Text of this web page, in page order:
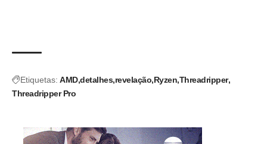
Etiquetas: AMD detalhes revelação Ryzen Threadripper
Threadripper Pro